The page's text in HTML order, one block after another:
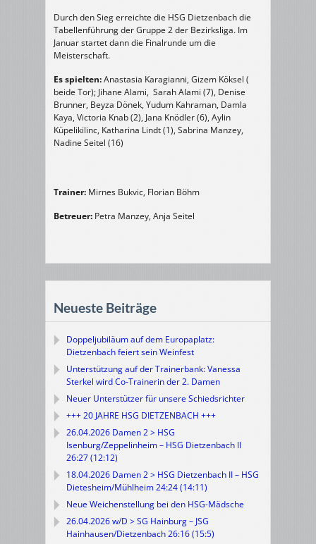
Durch den Sieg erreichte die HSG Dietzenbach die
Tabellenführung der Gruppe 2 der Bezirksliga. Im
Januar startet dann die Finalrunde um die
Meisterschaft.
Es spielten:Anastasia Karagianni, Gizem Köksel (
beide Tor); Jihane Alami, Sarah Alami (7), Denise
Brunner, Beyza Dönek, Yudum Kahraman, Damla
Kaya, Victoria Knab (2), Jana Knödler (6), Aylin
Küpelikilinc, Katharina Lindt (1), Sabrina Manzey,
Nadine Seitel (16)
Trainer: Mirnes Bukvic, Florian Böhm
Betreuer: Petra Manzey, Anja Seitel
Neueste Beiträge
Doppeljubiläum auf dem Europaplatz:
Dietzenbach feiert sein Weinfest
Unterstützung auf der Trainerbank: Vanessa
Sterkel wird Co-Trainerin der 2. Damen
Neuer Unterstützer für unsere Schiedsrichter
+++ 20 JAHRE HSG DIETZENBACH +++
26.04.2026 Damen 2 > HSG
Isenburg/Zeppelinheim – HSG Dietzenbach II
26:27 (12:12)
18.04.2026 Damen 2 > HSG Dietzenbach II – HSG
Dietesheim/Mühlheim 24:24 (14:11)
Neue Weichenstellung bei den HSG-Mädsche
26.04.2026 w/D > SG Hainburg – JSG
Hainhausen/Dietzenbach 26:16 (15:5)